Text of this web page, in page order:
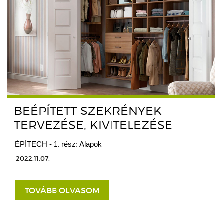
BEÉPÍTETT SZEKRÉNYEK
TERVEZÉSE, KIVITELEZÉSE
ÉPÍTECH - 1. rész: Alapok
2022.11.07.
TOVÁBB OLVASOM